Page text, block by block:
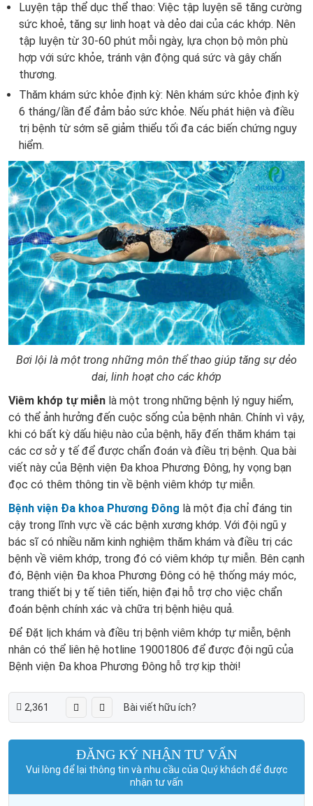
Luyện tập thể dục thể thao: Việc tập luyện sẽ tăng cường
sức khoẻ, tăng sự linh hoạt và dẻo dai của các khớp. Nên
tập luyện từ 30-60 phút mỗi ngày, lựa chọn bộ môn phù
hợp với sức khỏe, tránh vận động quá sức và gây chấn
thương.
Thăm khám sức khỏe định kỳ: Nên khám sức khỏe định kỳ
6 tháng/lần để đảm bảo sức khỏe. Nếu phát hiện và điều
trị bệnh từ sớm sẽ giảm thiểu tối đa các biến chứng nguy
hiểm.
Bơi lội là một trong những môn thể thao giúp tăng sự dẻo
dai, linh hoạt cho các khớp
Viêm khớp tự miễn là một trong những bệnh lý nguy hiểm,
có thể ảnh hưởng đến cuộc sống của bệnh nhân. Chính vì vậy,
khi có bất kỳ dấu hiệu nào của bệnh, hãy đến thăm khám tại
các cơ sở y tế để được chẩn đoán và điều trị bệnh. Qua bài
viết này của Bệnh viện Đa khoa Phương Đông, hy vọng bạn
đọc có thêm thông tin về bệnh viêm khớp tự miễn.
Bệnh viện Đa khoa Phương Đông là một địa chỉ đáng tin
cậy trong lĩnh vực về các bệnh xương khớp. Với đội ngũ y
bác sĩ có nhiều năm kinh nghiệm thăm khám và điều trị các
bệnh về viêm khớp, trong đó có viêm khớp tự miễn. Bên cạnh
đó, Bệnh viện Đa khoa Phương Đông có hệ thống máy móc,
trang thiết bị y tế tiên tiến, hiện đại hỗ trợ cho việc chẩn
đoán bệnh chính xác và chữa trị bệnh hiệu quả.
Để Đặt lịch khám và điều trị bệnh viêm khớp tự miễn, bệnh
nhân có thể liên hệ hotline 19001806 để được đội ngũ của
Bệnh viện Đa khoa Phương Đông hỗ trợ kịp thời!
2,361 Bài viết hữu ích?
ĐĂNG KÝ NHẬN TƯ VẤN
Vui lòng để lại thông tin và nhu cầu của Quý khách để được
nhận tư vấn